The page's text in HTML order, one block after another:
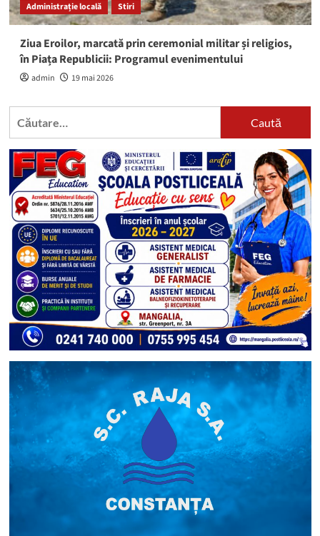
Administrație locală Stiri
Ziua Eroilor, marcată prin ceremonial militar și religios,
în Piața Republicii: Programul evenimentului
admin 19 mai 2026
Caută